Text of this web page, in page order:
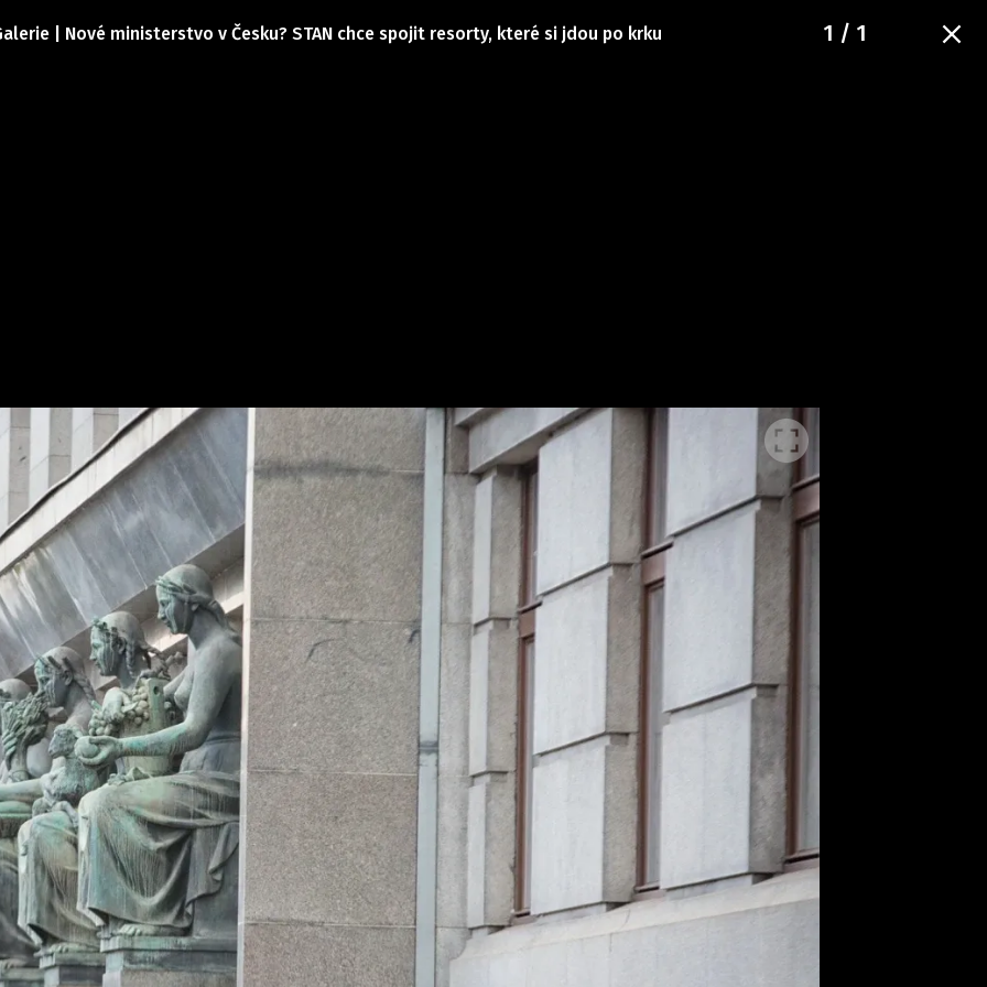
| Nové ministerstvo v Česku? STAN chce spojit resorty, které si jdou po krku 1 / 1